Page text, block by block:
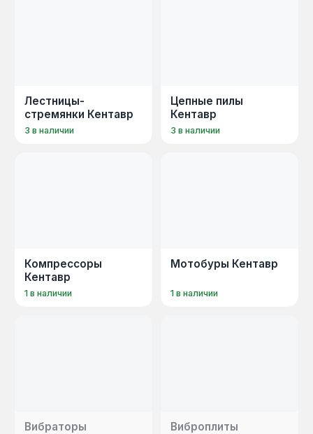
Лестницы-
стремянки Кентавр
3 в наличии
Цепные пилы
Кентавр
3 в наличии
Компрессоры
Кентавр
1 в наличии
Мотобуры Кентавр
1 в наличии
Вибраторы
Виброплиты